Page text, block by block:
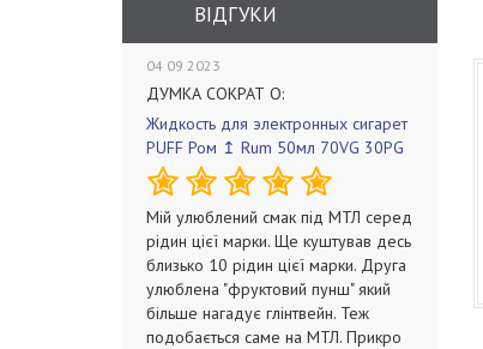
ВІДГУКИ
04 09 2023
ДУМКА СОКРАТ О:
Жидкость для электронных сигарет
PUFF Ром ↥ Rum 50мл 70VG 30PG
Мій улюблений смак під МТЛ серед
рідин цієї марки. Ще куштував десь
близько 10 рідин цієї марки. Друга
улюблена "фруктовий пунш" який
більше нагадує глінтвейн. Теж
подобається саме на МТЛ. Прикро